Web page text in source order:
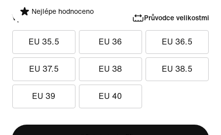
Nejlépe hodnoceno
Vyber velikost Průvodce velikostmi
EU 35.5 EU 36 EU 36.5
EU 37.5 EU 38 EU 38.5
EU 39 EU 40